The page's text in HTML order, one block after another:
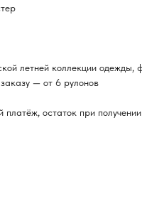
летней коллекции одежды,
— от 6 рулонов
остаток при получении